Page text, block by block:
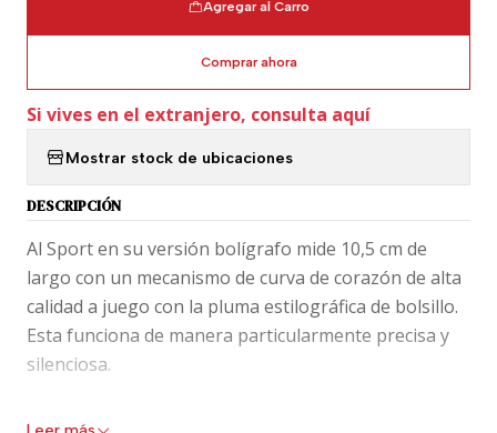
Agregar al Carro
Comprar ahora
Si vives en el extranjero, consulta aquí
Mostrar stock de ubicaciones
DESCRIPCIÓN
Al Sport en su versión bolígrafo mide 10,5 cm de
largo con un mecanismo de curva de corazón de alta
calidad a juego con la pluma estilográfica de bolsillo.
Esta funciona de manera particularmente precisa y
silenciosa.